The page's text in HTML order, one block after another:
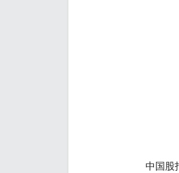
中国股